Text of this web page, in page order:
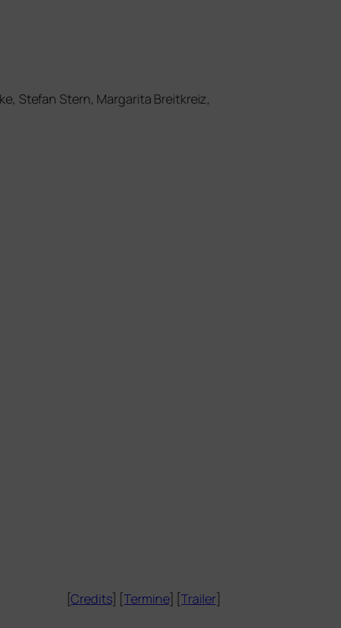
Stefan Stern, Margarita Breitkreiz,
[Credits] [Termine] [Trailer]